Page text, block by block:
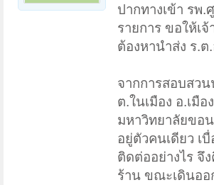
ปากทางเข้า รพ
รายการ ขอให้เ
ต้องหานำส่ง ร.
จากการสอบสว
ต.ในเมือง อ.เมื
มหาวิทยาลัยขอ
อยู่ตัวคนเดียว เ
ติดต่ออย่างไร จึ
ร้าน ขณะเดินออ